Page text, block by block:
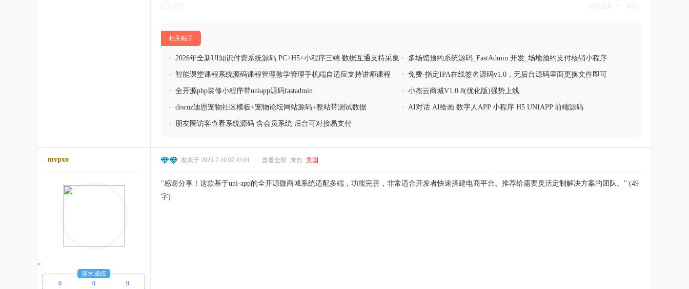
相关帖子
• 2026年全新UI知识付费系统源码 PC+H5+小程序三端 数据互通支持采集
资源 全开源版
• 多场馆预约系统源码_FastAdmin 开发_场地预约支付核销小程序
• 智能课堂课程系统源码课程管理教学管理手机端自适应支持讲师课程 • 免费-指定IPA在线签名源码v1.0，无后台源码里面更换文件即可
• 全开源php装修小程序带uniapp源码fastadmin • 小杰云商城V1.0.8(优化版)强势上线
• discuz迪恩宠物社区模板+宠物论坛网站源码+整站带测试数据 • AI对话 AI绘画 数字人APP 小程序 H5 UNIAPP 前端源码
• 朋友圈访客查看系统源码 含会员系统 后台可对接易支付
mvpxo
<
灌水成绩
0
0
0
发表于 2025-7-10 07:43:01 查看全部 来自 美国
"感谢分享！这款基于uni-app的全开源微商城系统适配多端，功能完善，非常适合开发者快速搭建电商平台。推荐给需要灵活定制解决方案的团队。" (49
字)